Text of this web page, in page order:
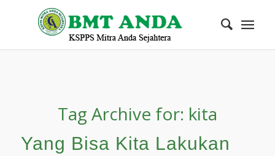
Tag Archive for: kita
Yang Bisa Kita Lakukan